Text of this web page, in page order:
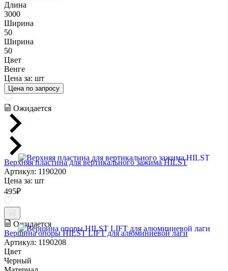
Длина
3000
Ширина
50
Ширина
50
Цвет
Венге
Цена за: шт
Цена по запросу
Ожидается
Верхняя пластина для вертикального зажима HILST
Артикул: 1190200
Цена за: шт
495₽
Ожидается
Вершина опоры HILST LIFT для алюминиевой лаги
Артикул: 1190208
Цвет
Черный